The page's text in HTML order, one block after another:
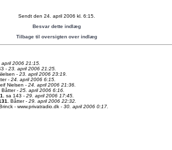
Sendt den 24. april 2006 kl. 6:15.
Besvar dette indlæg
Tilbage til oversigten over indlæg
april 2006 21:15.
- 23. april 2006 21:25.
- 23. april 2006 23:19.
- 24. april 2006 6:15.
Nielsen - 24. april 2006 21:36.
Båtter - 25. april 2006 6:16.
sa 143 - 29. april 2006 17:45.
Båtter - 29. april 2006 22:32.
- www.privatradio.dk - 30. april 2006 0:17.